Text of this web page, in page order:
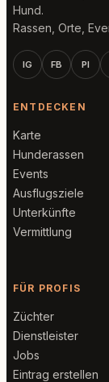
Hund.
Rassen, Orte,
IG FB PI
ENTDECKEN
Karte
Hunderassen
Events
Ausflugsziele
Unterkünfte
Vermittlung
FÜR PROFIS
Züchter
Dienstleister
Jobs
Eintrag erstellen